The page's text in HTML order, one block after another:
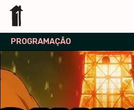
PROGRAMAÇÃO